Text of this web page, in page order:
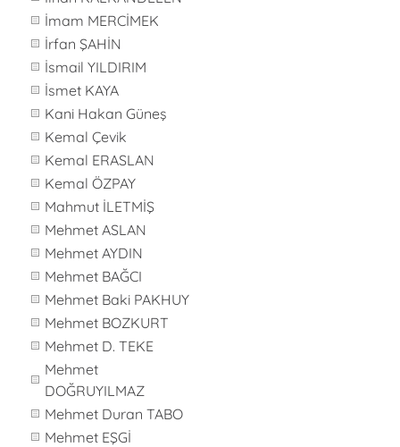
İmam MERCİMEK
İrfan ŞAHİN
İsmail YILDIRIM
İsmet KAYA
Kani Hakan Güneş
Kemal Çevik
Kemal ERASLAN
Kemal ÖZPAY
Mahmut İLETMİŞ
Mehmet ASLAN
Mehmet AYDIN
Mehmet BAĞCI
Mehmet Baki PAKHUY
Mehmet BOZKURT
Mehmet D. TEKE
Mehmet
DOĞRUYILMAZ
Mehmet Duran TABO
Mehmet EŞGİ